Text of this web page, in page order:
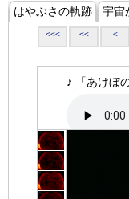
はやぶさの軌跡 宇宙
<<< << <
♪ 「あけぼの